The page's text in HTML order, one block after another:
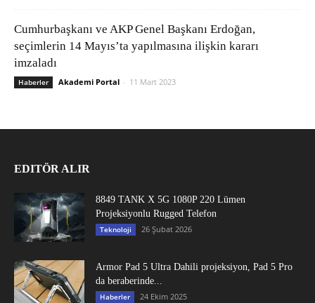
Cumhurbaşkanı ve AKP Genel Başkanı Erdoğan,
seçimlerin 14 Mayıs’ta yapılmasına ilişkin kararı
imzaladı
Haberler Akademi Portal - 11 Mart 2023
EDITÖR ALIR
8849 TANK X 5G 1080P 220 Lümen
Projeksiyonlu Rugged Telefon
Teknoloji 26 Şubat 2026
Armor Pad 5 Ultra Dahili projeksiyon, Pad 5 Pro
da beraberinde...
Haberler 24 Ekim 2025